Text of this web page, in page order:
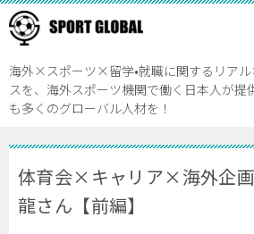
海外×スポーツ×留学•就職に関するリアル
スを、海外スポーツ機関で働く日本人が提
も多くのグローバル人材を！
体育会×キャリア×海外
龍さん【前編】